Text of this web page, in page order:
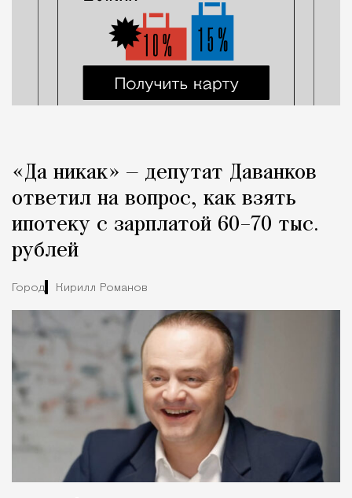
«Да никак» — депутат Даванков
ответил на вопрос, как взять
ипотеку с зарплатой 60–70 тыс.
рублей
Город Кирилл Романов